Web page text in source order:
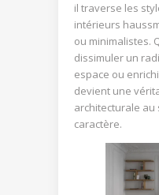
il traverse les
intérieurs
ou minimalistes.
dissimuler un
espace ou
devient une
architecturale au
caractère.